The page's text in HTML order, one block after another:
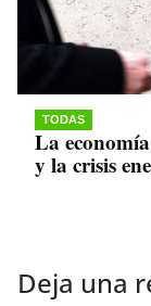
TODAS
La
y la crisis
Deja una